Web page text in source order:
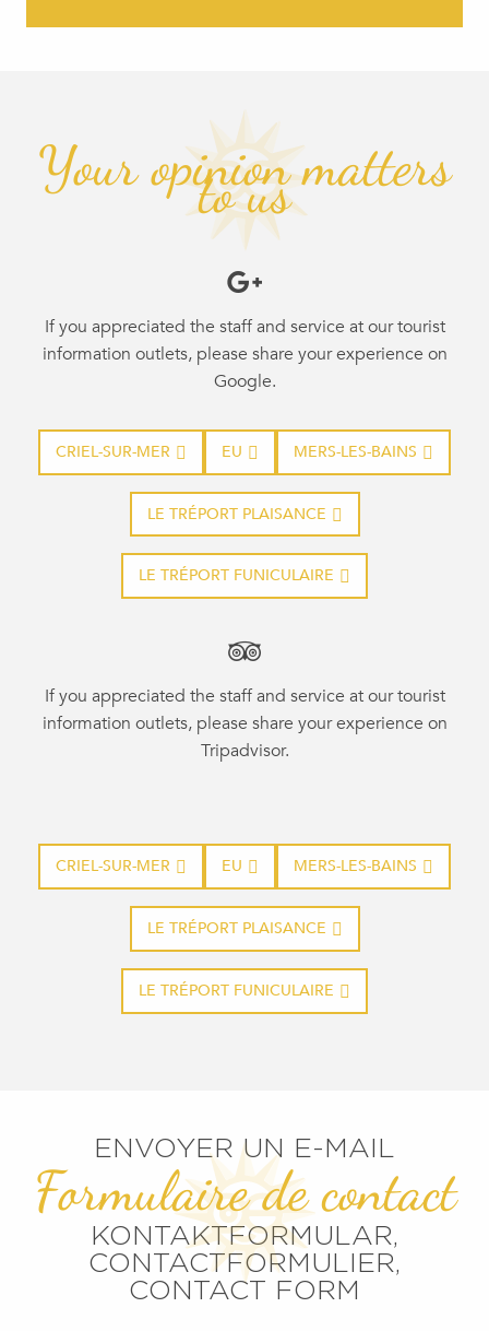
Your opinion matters
to us
If you appreciated the staff and service at our tourist
information outlets, please share your experience on
Google.
CRIEL-SUR-MER EU MERS-LES-BAINS
LE TRÉPORT PLAISANCE
LE TRÉPORT FUNICULAIRE
If you appreciated the staff and service at our tourist
information outlets, please share your experience on
Tripadvisor.
CRIEL-SUR-MER EU MERS-LES-BAINS
LE TRÉPORT PLAISANCE
LE TRÉPORT FUNICULAIRE
ENVOYER UN E-MAIL
Formulaire de contact
KONTAKTFORMULAR,
CONTACTFORMULIER,
CONTACT FORM